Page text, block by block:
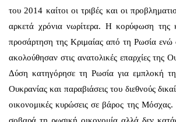
του 2014 καίτοι οι τριβές και οι
αρκετά χρόνια νωρίτερα. Η κορύφωση της
προσάρτηση της Κριμαίας από τη Ρωσία ενώ
ακολούθησαν στις ανατολικές επαρχίες της
Δύση κατηγόρησε τη Ρωσία για εμπλοκή
Ουκρανίας και παραβιάσεις του διεθνούς
οικονομικές κυρώσεις σε βάρος της Μόσχας.
σοβαρά τη ρωσική οικονομία αλλά δεν